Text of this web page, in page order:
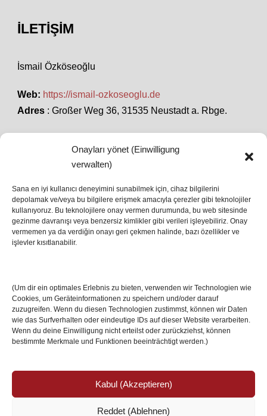
Onayları yönet (Einwilligung
verwalten)
Sana en iyi kullanıcı deneyimini sunabilmek için, cihaz bilgilerini
depolamak ve/veya bu bilgilere erişmek amacıyla çerezler gibi teknolojiler
kullanıyoruz. Bu teknolojilere onay vermen durumunda, bu web sitesinde
gezinme davranışı veya benzersiz kimlikler gibi verileri işleyebiliriz. Onay
vermemen ya da verdiğin onayı geri çekmen halinde, bazı özellikler ve
işlevler kısıtlanabilir.
(Um dir ein optimales Erlebnis zu bieten, verwenden wir Technologien wie
Cookies, um Geräteinformationen zu speichern und/oder darauf
zuzugreifen. Wenn du diesen Technologien zustimmst, können wir Daten
wie das Surfverhalten oder eindeutige IDs auf dieser Website verarbeiten.
Wenn du deine Einwilligung nicht erteilst oder zurückziehst, können
bestimmte Merkmale und Funktionen beeinträchtigt werden.)
Kabul (Akzeptieren)
Reddet (Ablehnen)
İLETIŞIM
İsmail Özköseoğlu
Web: https://ismail-ozkoseoglu.de
Adres : Großer Weg 36, 31535 Neustadt a. Rbge.
SON HABERLER
İstanbul’da Avrupa Ligi Finali: Freiburg ve Aston
Villa Boğaz’da Tarih Yazmaya Hazırlanıyor
08 May 2026
17 Nis 2026